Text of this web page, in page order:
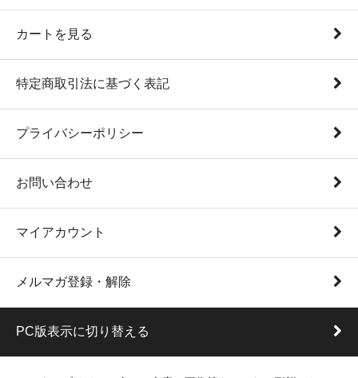
カートを見る
特定商取引法に基づく表記
プライバシーポリシー
お問い合わせ
マイアカウント
メルマガ登録・解除
PC版表示に切り替える